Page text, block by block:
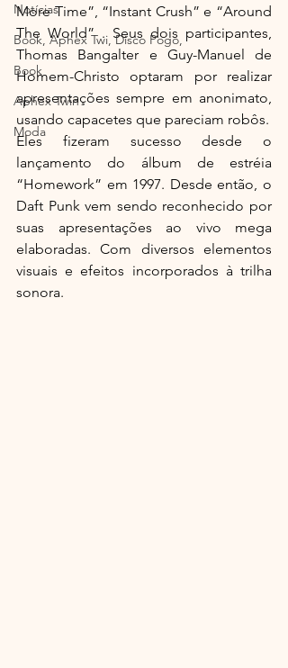
Notícias
Book, Aphex Twi, Disco Pogo,
Book
Aphex Twin
Moda
More Time”, “Instant Crush” e “Around
The World” . Seus dois participantes,
Thomas Bangalter e Guy-Manuel de
Homem-Christo optaram por realizar
apresentações sempre em anonimato,
usando capacetes que pareciam robôs.
Eles fizeram sucesso desde o
lançamento do álbum de estréia
“Homework” em 1997. Desde então, o
Daft Punk vem sendo reconhecido por
suas apresentações ao vivo mega
elaboradas. Com diversos elementos
visuais e efeitos incorporados à trilha
sonora.